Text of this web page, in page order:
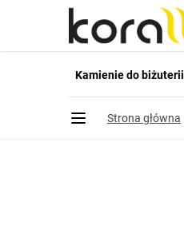
Przejdź do treści
Kamienie do biżuterii
Strona główna